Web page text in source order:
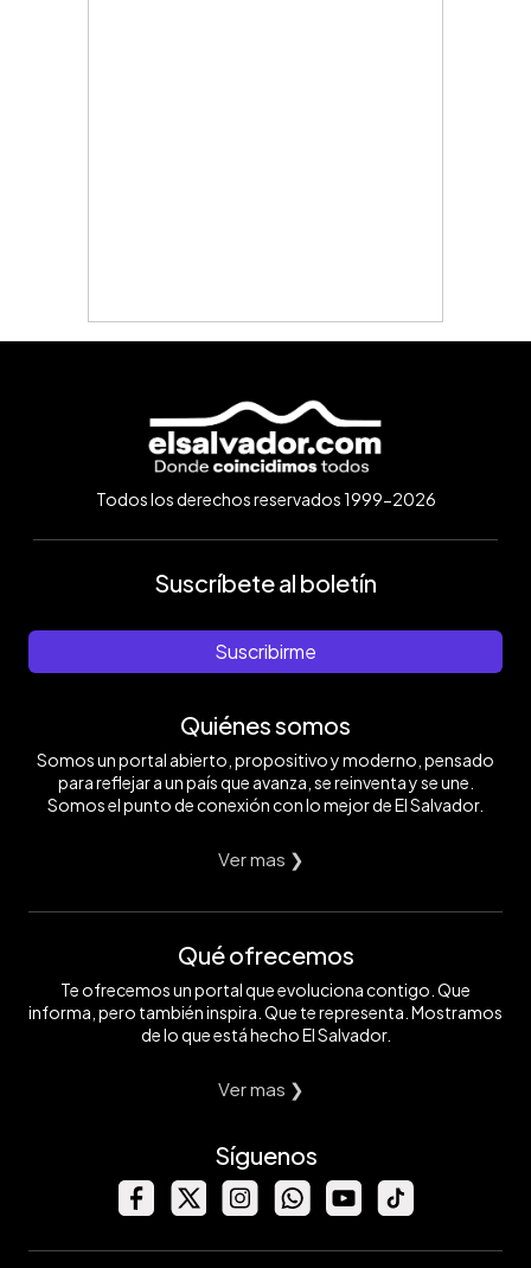
Todos los derechos reservados 1999-2026
Suscríbete al boletín
Suscribirme
Quiénes somos
Somos un portal abierto, propositivo y moderno, pensado
para reflejar a un país que avanza, se reinventa y se une.
Somos el punto de conexión con lo mejor de El Salvador.
Ver mas ❯
Qué ofrecemos
Te ofrecemos un portal que evoluciona contigo. Que
informa, pero también inspira. Que te representa. Mostramos
de lo que está hecho El Salvador.
Ver mas ❯
Síguenos